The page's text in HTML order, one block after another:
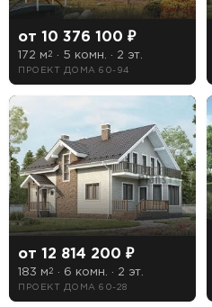
от 10 376 100 ₽
172 м 2 · 5 комн. · 2 эт.
ПРОЕКТ ДОМА 60-94
от 12 814 200 ₽
183 м 2 · 6 комн. · 2 эт.
ПРОЕКТ ДОМА 60-28